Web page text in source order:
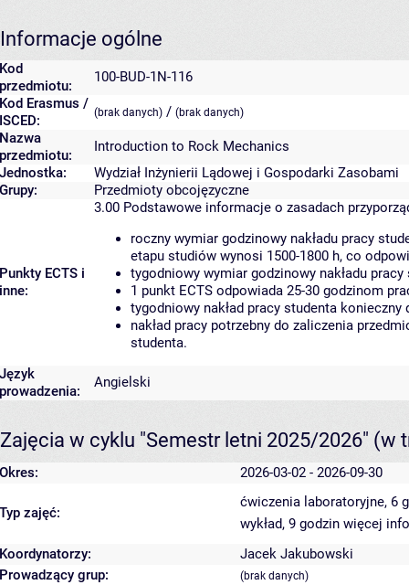
Informacje ogólne
Kod
przedmiotu:
100-BUD-1N-116
Kod Erasmus /
ISCED:
(brak danych) / (brak danych)
Nazwa
przedmiotu:
Introduction to Rock Mechanics
Jednostka:
Wydział Inżynierii Lądowej i Gospodarki Zasobami
Grupy:
Przedmioty obcojęzyczne
Punkty ECTS i
inne:
3.00 Podstawowe informacje o zasadach
roczny wymiar godzinowy nakładu pracy
etapu studiów wynosi 1500-1800 h, co
tygodniowy wymiar godzinowy nakładu
1 punkt ECTS odpowiada 25-30 godzinom
tygodniowy nakład pracy studenta
nakład pracy potrzebny do zaliczenia
studenta.
Język
prowadzenia:
Angielski
Zajęcia w cyklu "Semestr letni 2025/2026" (w
Okres: 2026-03-02 - 2026-09-30
Typ zajęć:
ćwiczenia laboratoryjne, 6
wykład, 9 godzin więcej
Koordynatorzy:
Jacek Jakubowski
Prowadzący grup:
(brak danych)